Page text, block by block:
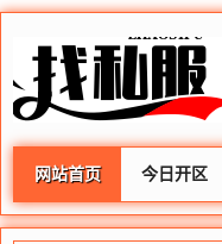
网站首页 今日开区